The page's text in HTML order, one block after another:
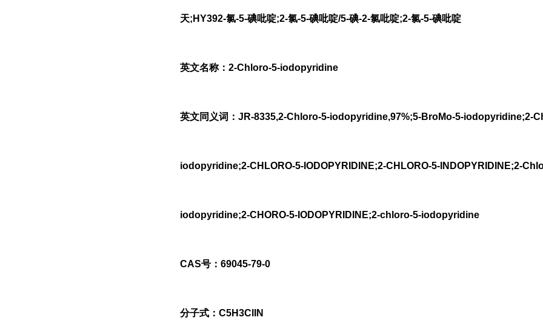
天;HY392-氯-5-碘吡啶;2-氯-5-碘吡啶/5-碘-2-氯吡啶;2-氯-5-碘吡啶
英文名称：2-Chloro-5-iodopyridine
英文同义词：JR-8335,2-Chloro-5-iodopyridine,97%;5-BroMo-5-iodopyridine;2-
iodopyridine;2-CHLORO-5-IODOPYRIDINE;2-CHLORO-5-INDOPYRIDINE;2-
iodopyridine;2-CHORO-5-IODOPYRIDINE;2-chloro-5-iodopyridine
CAS号：69045-79-0
分子式：C5H3ClIN